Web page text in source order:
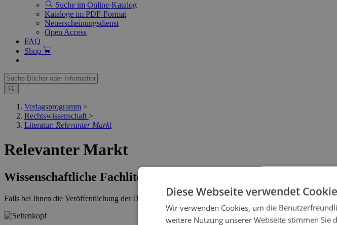
Suche im Online-Katalog
Kataloge im PDF-Format
Neuerscheinungsdienst
Open Access
FAQ
Shop
Verlagsprogramm >
Rechtswissenschaft >
Literatur: Relevanter Markt
Relevanter Markt
Wissenschaftliche Fachliteratur
Falls bei Ihnen die Veröffentlichung derDissertation ansteht, kontaktieren Sie uns gern.
Diese Webseite verwendet
Wir verwenden Cookies, um die
weitere Nutzung unserer Webseite stimmen Sie